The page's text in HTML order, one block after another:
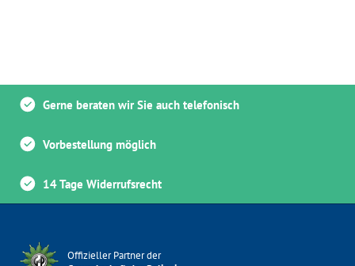
Gerne beraten wir Sie auch telefonisch
Vorbestellung möglich
14 Tage Widerrufsrecht
Offizieller Partner der